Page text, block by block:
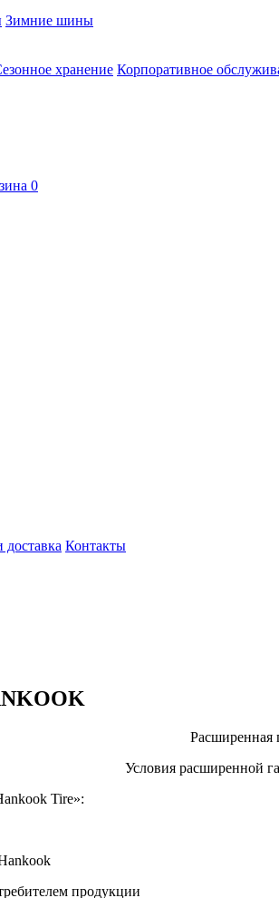
Зимние шины
хранение Корпоративное
0
доставка Контакты
Расширенная
Условия расширенной
Tire»:
продукции